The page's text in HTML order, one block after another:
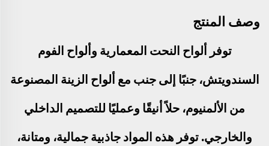
وصف المنتج
توفر ألواح النحت المعمارية وألواح الفوم
السندويتش، جنبًا إلى جنب مع ألواح الزينة المصنوعة
من الألمنيوم، حلاً أنيقًا وعمليًا للتصميم الداخلي
والخارجي. توفر هذه المواد جاذبية جمالية، ومتانة،